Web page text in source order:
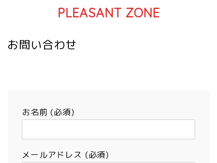
PLEASANT ZONE
お問い合わせ
お名前 (必須)
メールアドレス (必須)